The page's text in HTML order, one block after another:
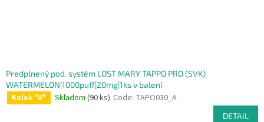
Predplnený pod. systém LOST MARY TAPPO PRO (SVK)
WATERMELON|1000puff|20mg|1ks v balení
Kolok "A" Skladom (90 ks) Code: TAPO030_A
DETAIL